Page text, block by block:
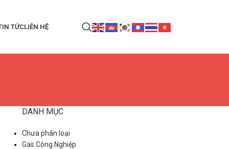
TỨCLIÊN HỆ
DANH MỤC
Chưa phân loại
Gas Công Nghiệp